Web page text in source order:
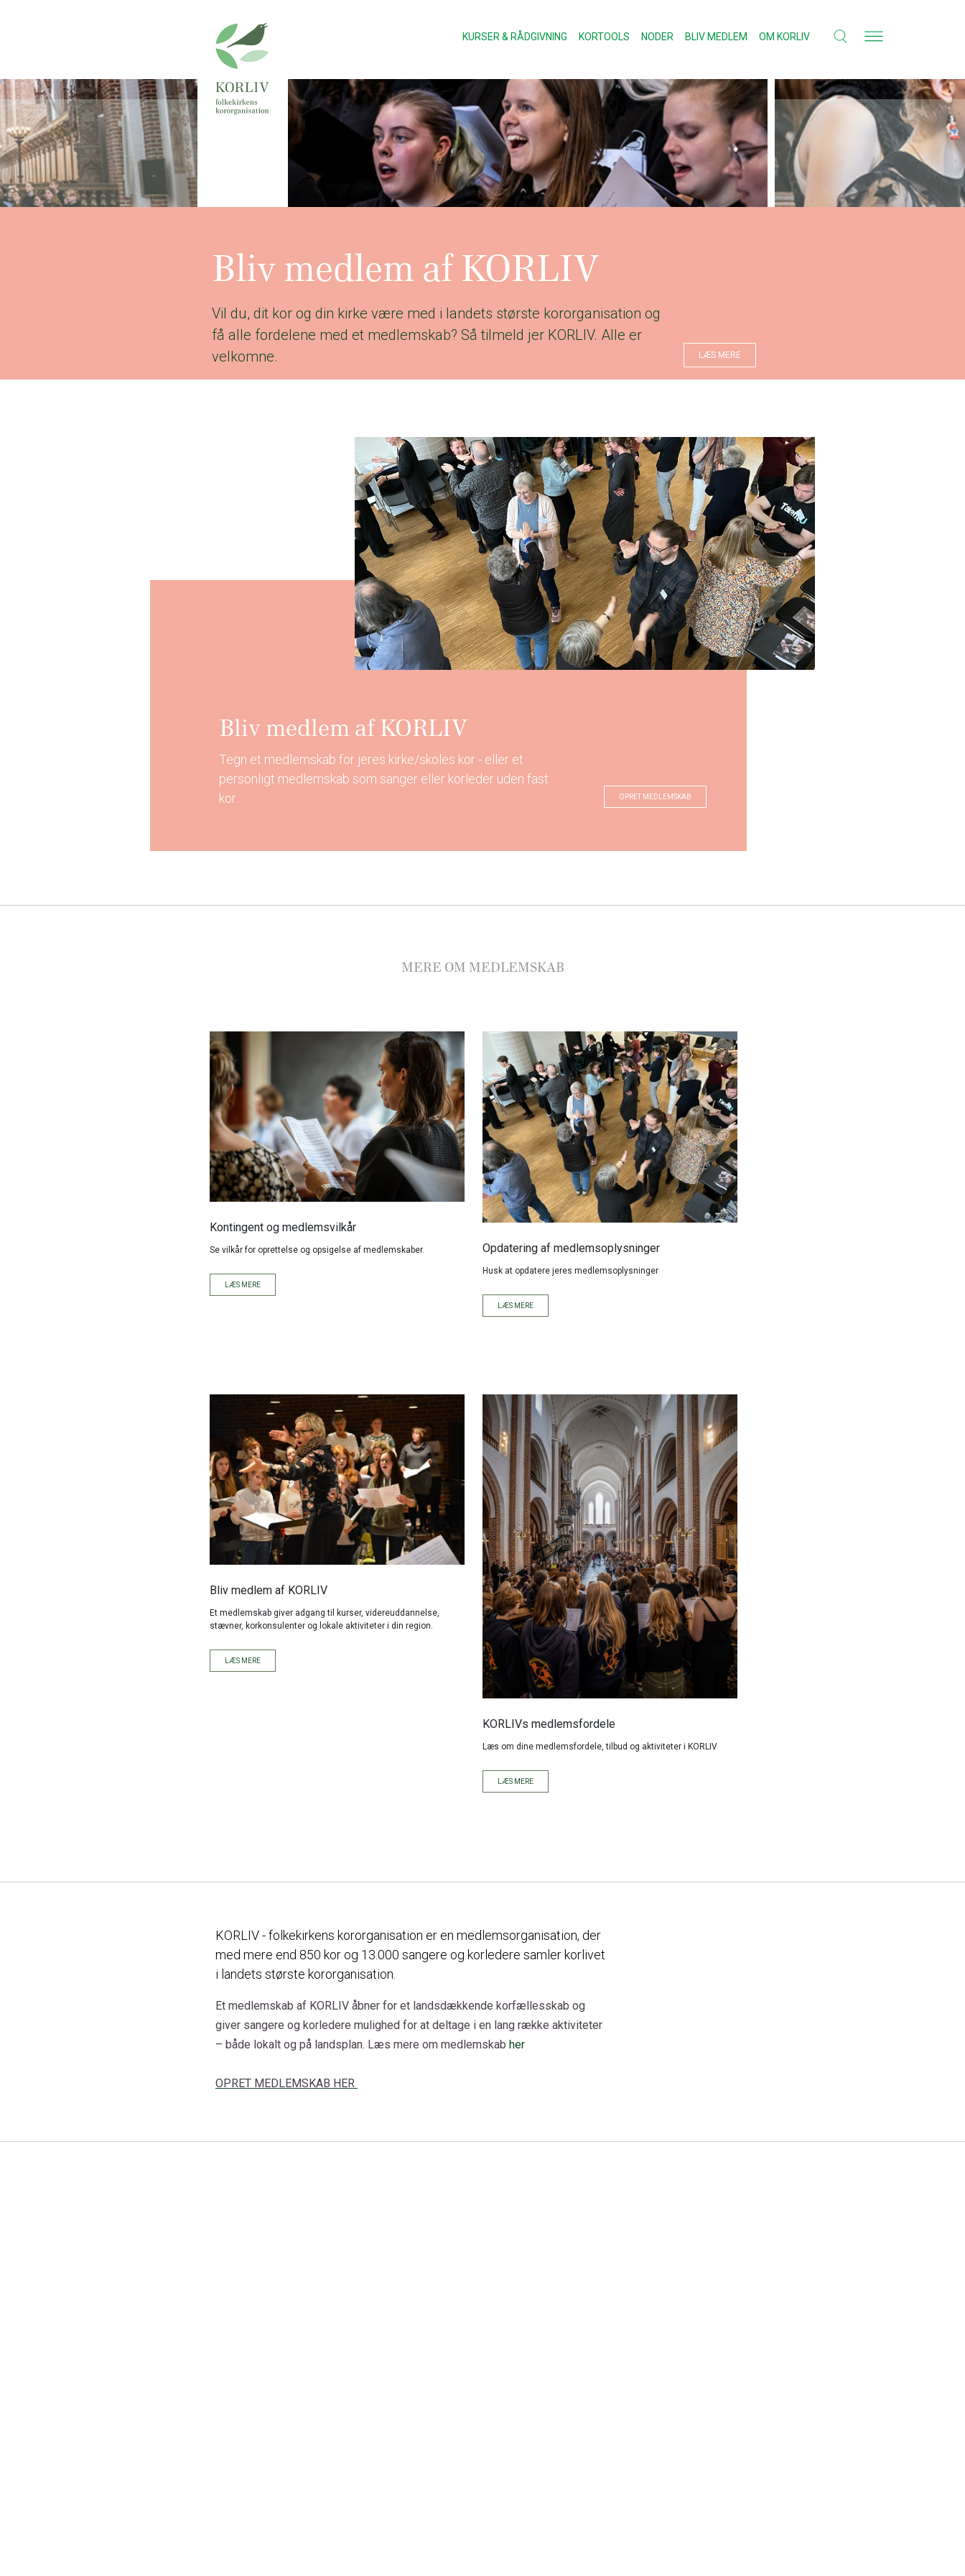
KURSER & RÅDGIVNING KORTOOLS NODER BLIV MEDLEM OM KORLIV
Bliv medlem af KORLIV
Vil du, dit kor og din kirke være med i landets største kororganisation og
få alle fordelene med et medlemskab? Så tilmeld jer KORLIV. Alle er
velkomne.
LÆS MERE
Bliv medlem af KORLIV
Tegn et medlemskab for jeres kirke/skoles kor - eller et
personligt medlemskab som sanger eller korleder uden fast
kor.
OPRET MEDLEMSKAB
MERE OM MEDLEMSKAB
Kontingent og medlemsvilkår
Se vilkår for oprettelse og opsigelse af medlemskaber.
LÆS MERE
Opdatering af medlemsoplysninger
Husk at opdatere jeres medlemsoplysninger
LÆS MERE
Bliv medlem af KORLIV
Et medlemskab giver adgang til kurser, videreuddannelse,
stævner, korkonsulenter og lokale aktiviteter i din region.
LÆS MERE
KORLIVs medlemsfordele
Læs om dine medlemsfordele, tilbud og aktiviteter i KORLIV
LÆS MERE
KORLIV - folkekirkens kororganisation er en medlemsorganisation, der
med mere end 850 kor og 13.000 sangere og korledere samler korlivet
i landets største kororganisation.
Et medlemskab af KORLIV åbner for et landsdækkende korfællesskab og
giver sangere og korledere mulighed for at deltage i en lang række aktiviteter
– både lokalt og på landsplan. Læs mere om medlemskab her
OPRET MEDLEMSKAB HER